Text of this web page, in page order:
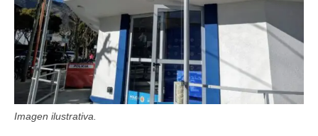
Imagen ilustrativa.